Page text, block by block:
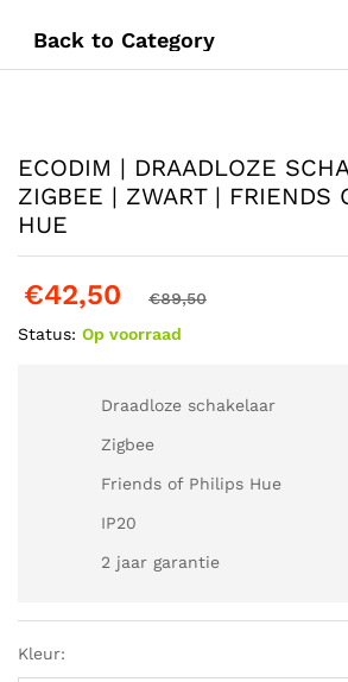
Back to Category
ECODIM | DRAADLOZE
ZIGBEE | ZWART | FRIENDS
HUE
€42,50 €89,50
Status: Op voorraad
Draadloze schakelaar
Zigbee
Friends of Philips Hue
IP20
2 jaar garantie
Kleur: